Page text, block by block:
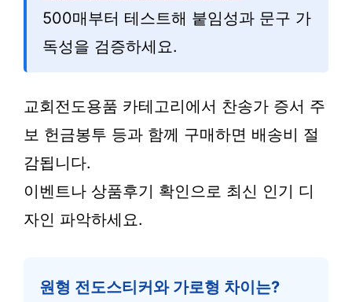
500매부터 테스트해 붙임성과 문구 가
독성을 검증하세요.
교회전도용품 카테고리에서 찬송가 증서 주
보 헌금봉투 등과 함께 구매하면 배송비 절
감됩니다.
이벤트나 상품후기 확인으로 최신 인기 디
자인 파악하세요.
원형 전도스티커와 가로형 차이는?